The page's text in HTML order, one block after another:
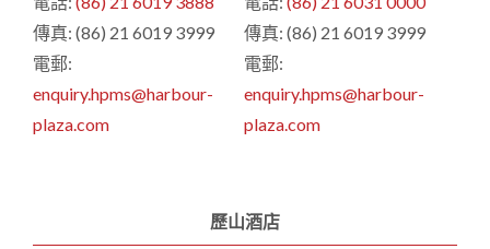
傳真: (86) 21 6019 3999
傳真: (86) 21 6019 3999
電郵:
enquiry.hpms@harbour-
plaza.com
電郵:
enquiry.hpms@harbour-
plaza.com
歷山酒店